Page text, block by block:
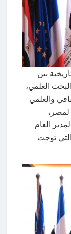
بين
العلمي،
والعلمي
لمصر،
العام
توجت